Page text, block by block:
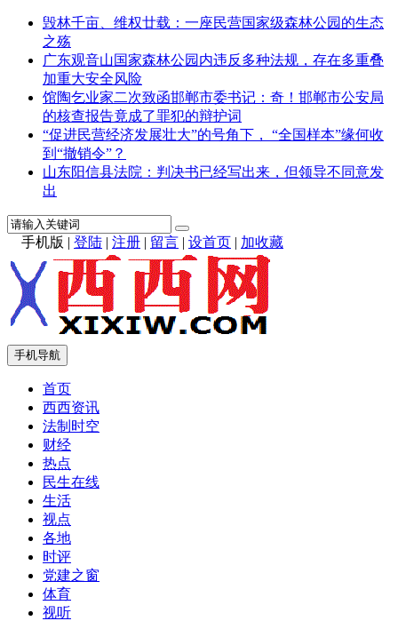
毁林千亩、维权廿载：一座民营国家级森林公园的生态
之殇
广东观音山国家森林公园内违反多种法规，存在多重叠
加重大安全风险
馆陶乞业家二次致函邯郸市委书记：奇！邯郸市公安局
的核查报告竟成了罪犯的辩护词
“促进民营经济发展壮大”的号角下， “全国样本”缘何收
到“撤销令”？
山东阳信县法院：判决书已经写出来，但领导不同意发
出
手机版 | 登陆 | 注册 | 留言 | 设首页 | 加收藏
手机导航
首页
西西资讯
法制时空
财经
热点
民生在线
生活
视点
各地
时评
党建之窗
体育
视听